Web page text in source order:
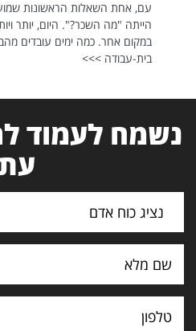
עם, אחת השאלות הראשונות
הייתה "מה השכר?". היום, יותר
במקום אחר. כמה ימים עובדים
בית-עבודה >>>
נשמח לעמוד
נציג כוח אדם